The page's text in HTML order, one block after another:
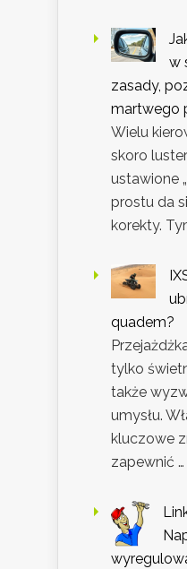
w
zasady,
martwego
Wielu
skoro
ustawione
prostu da
korekty.
quadem?
tylko
także
umysłu.
kluczowe
zapewnić …